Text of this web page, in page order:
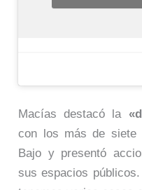
Macías destacó la
con los más de siete
Bajo y presentó
sus espacios